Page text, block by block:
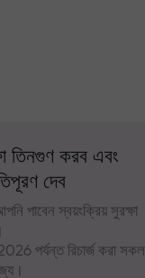
তিনগুণ করব এবং
দেব
পাবেন স্বয়ংক্রিয় সুরক্ষা
পর্যন্ত রিচার্জ করা সকল